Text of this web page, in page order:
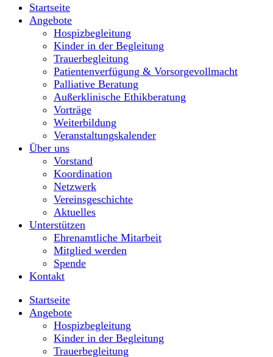
Startseite
Angebote
Hospizbegleitung
Kinder in der Begleitung
Trauerbegleitung
Patientenverfügung & Vorsorgevollmacht
Palliative Beratung
Außerklinische Ethikberatung
Vorträge
Weiterbildung
Veranstaltungskalender
Über uns
Vorstand
Koordination
Netzwerk
Vereinsgeschichte
Aktuelles
Unterstützen
Ehrenamtliche Mitarbeit
Mitglied werden
Spende
Kontakt
Startseite
Angebote
Hospizbegleitung
Kinder in der Begleitung
Trauerbegleitung